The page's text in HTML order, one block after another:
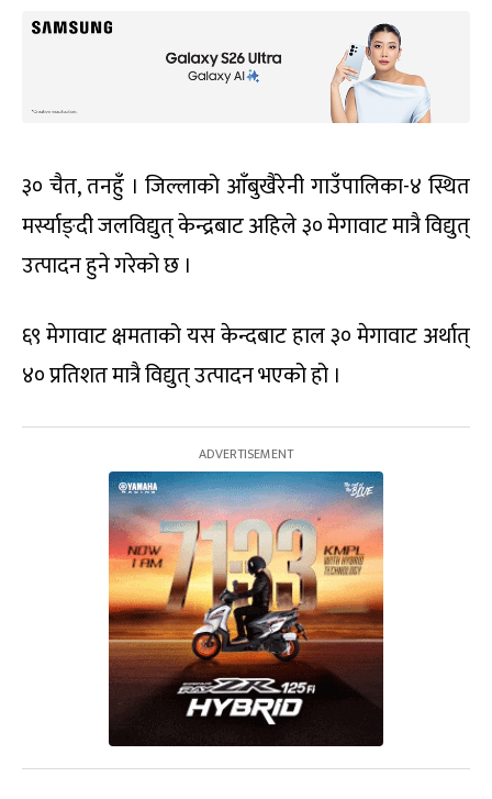
३० चैत, तनहुँ । जिल्लाको आँबुखैरेनी गाउँपालिका-४ स्थित
मर्स्याङ्दी जलविद्युत् केन्द्रबाट अहिले ३० मेगावाट मात्रै विद्युत्
उत्पादन हुने गरेको छ ।
६९ मेगावाट क्षमताको यस केन्दबाट हाल ३० मेगावाट अर्थात्
४० प्रतिशत मात्रै विद्युत् उत्पादन भएको हो ।